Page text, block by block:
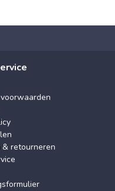
& retourneren